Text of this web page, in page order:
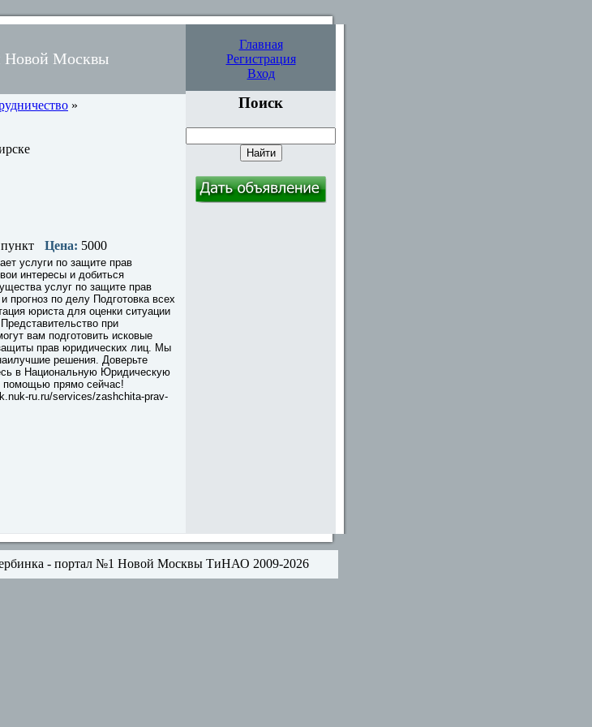
Новой Москвы
Главная
Регистрация
Вход
»
Цена: 5000
услуги по защите прав
интересы и добиться
услуг по защите прав
прогноз по делу Подготовка всех
юриста для оценки ситуации
при
вам подготовить исковые
прав юридических лиц. Мы
решения. Доверьте
в Национальную Юридическую
помощью прямо сейчас!
ru.ru/services/zashchita-prav-
Поиск
- портал №1 Новой Москвы ТиНАО 2009-2026